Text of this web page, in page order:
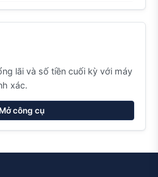
lãi và số tiền cuối kỳ với máy
xác.
Mở công cụ